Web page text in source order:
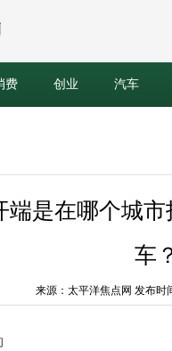
费 创业 汽车
端是在哪个城
车
来源：太平洋焦点网 发布时